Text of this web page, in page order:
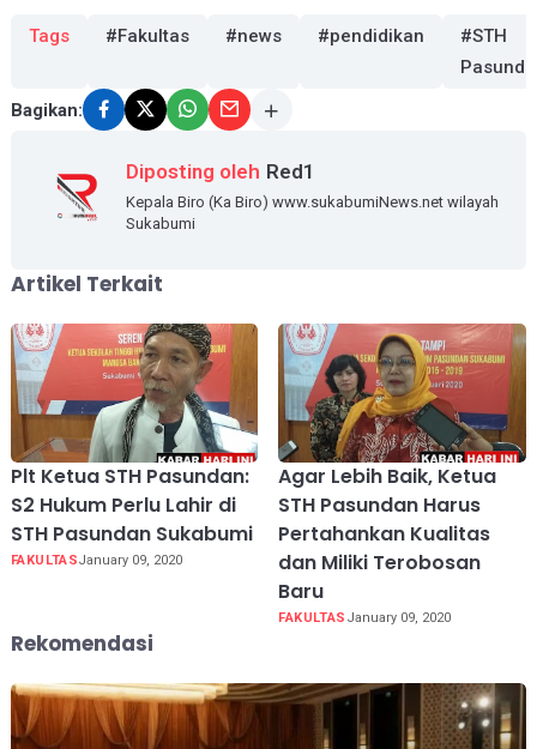
Tags #Fakultas #news #pendidikan
#STH
Bagikan:
Diposting oleh Red1
Kepala Biro (Ka Biro) www.sukabumiNews.net wilayah
Sukabumi
Artikel Terkait
Plt Ketua STH Pasundan:
S2 Hukum Perlu Lahir di
STH Pasundan Sukabumi
FAKULTASJanuary 09, 2020
Agar Lebih Baik, Ketua
STH Pasundan Harus
Pertahankan Kualitas
dan Miliki Terobosan
Baru
FAKULTAS January 09, 2020
Rekomendasi